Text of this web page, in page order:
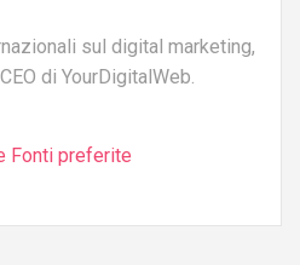
sul digital marketing,
di YourDigitalWeb.
Fonti preferite